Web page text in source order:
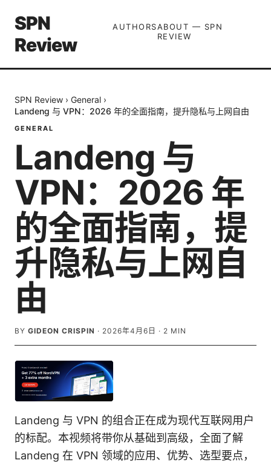
SPN
Review
AUTHORSABOUT — SPN
REVIEW
SPN Review › General ›
Landeng 与 VPN：2026 年的全面指南，提升隐私与上网自由
GENERAL
Landeng 与
VPN：2026 年
的全面指南，提
升隐私与上网自
由
BY GIDEON CRISPIN · 2026年4月6日 · 2 MIN
Landeng 与 VPN 的组合正在成为现代互联网用户
的标配。本视频将带你从基础到高级，全面了解
Landeng 在 VPN 领域的应用、优势、选型要点，